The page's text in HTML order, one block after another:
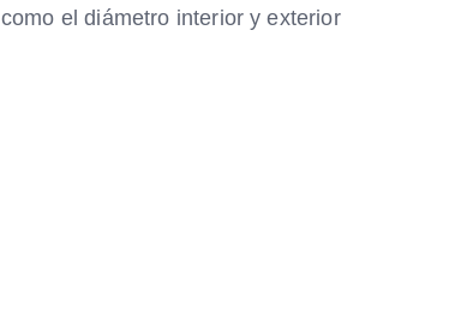
como el diámetro interior y exterior